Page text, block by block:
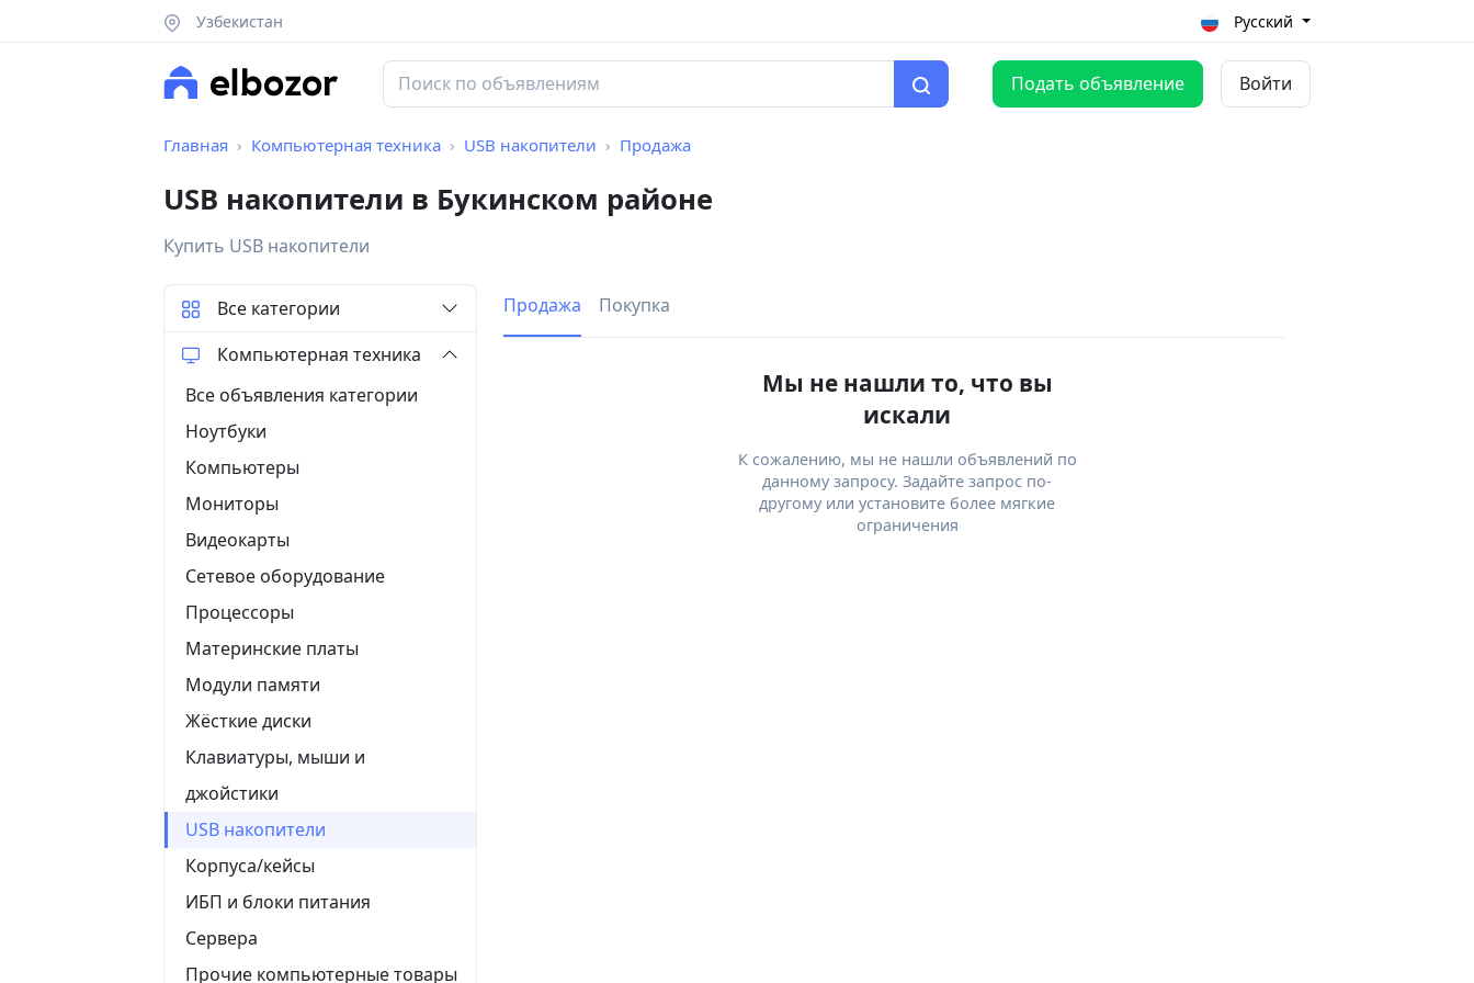
Узбекистан Русский
Подать объявление Войти
Главная Компьютерная техника USB накопители Продажа
USB накопители в Букинском районе
Купить USB накопители
Продажа Покупка
Мы не нашли то, что вы
искали
К сожалению, мы не нашли объявлений по
данному запросу. Задайте запрос по-
другому или установите более мягкие
ограничения
Все категории
Компьютерная техника
Все объявления категории
Ноутбуки
Компьютеры
Мониторы
Видеокарты
Сетевое оборудование
Процессоры
Материнские платы
Модули памяти
Жёсткие диски
Клавиатуры, мыши и
джойстики
USB накопители
Корпуса/кейсы
ИБП и блоки питания
Сервера
Прочие компьютерные товары